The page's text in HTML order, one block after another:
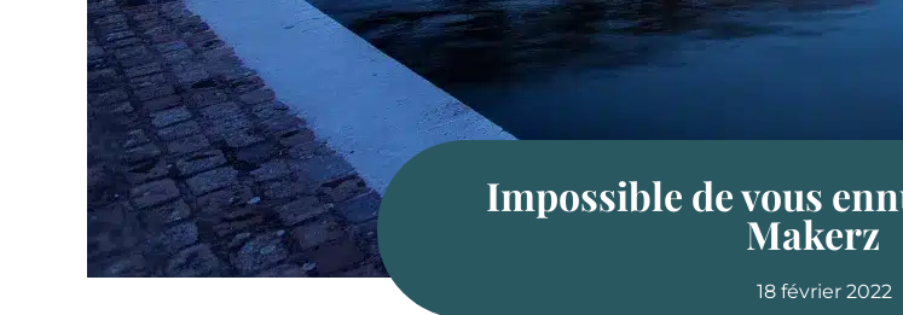
Impossible de vous
Makerz
18 février 2022